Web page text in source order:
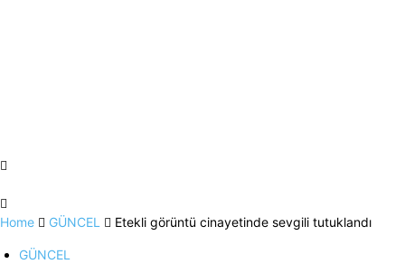
Home GÜNCEL Etekli görüntü cinayetinde sevgili tutuklandı
GÜNCEL